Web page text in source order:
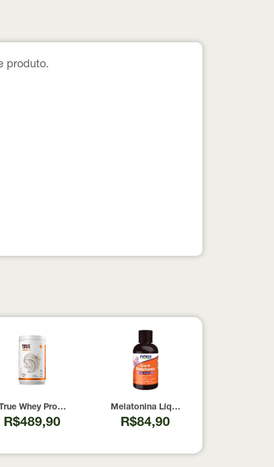
produto.
100% pura com Laudo 300g Neobody Nutrition
Whey Protein Coconut Icecream True Source 837g
R$489,90
Melatonina Líquida Now Foods 59ml
R$84,90